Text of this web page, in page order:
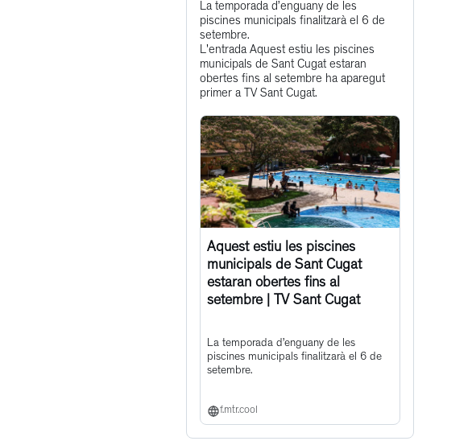
Get
to
this
post
La temporada d’enguany de les
piscines municipals finalitzarà el 6 de
setembre.
L'entrada Aquest estiu les piscines
municipals de Sant Cugat estaran
obertes fins al setembre ha aparegut
primer a TV Sant Cugat.
Aquest estiu les piscines
municipals de Sant Cugat
estaran obertes fins al
setembre | TV Sant Cugat
La temporada d’enguany de les
piscines municipals finalitzarà el 6 de
setembre.
f.mtr.cool